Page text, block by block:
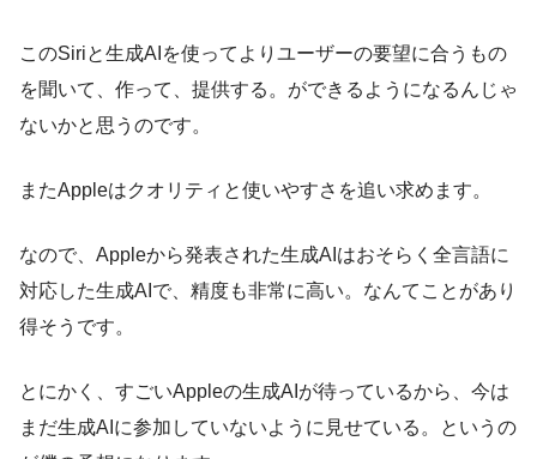
このSiriと生成AIを使ってよりユーザーの要望に合うもの
を聞いて、作って、提供する。ができるようになるんじゃ
ないかと思うのです。
またAppleはクオリティと使いやすさを追い求めます。
なので、Appleから発表された生成AIはおそらく全言語に
対応した生成AIで、精度も非常に高い。なんてことがあり
得そうです。
とにかく、すごいAppleの生成AIが待っているから、今は
まだ生成AIに参加していないように見せている。というの